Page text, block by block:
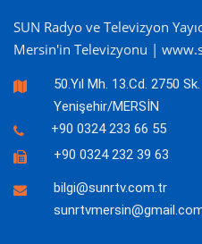
SUN Radyo ve Televizyon
Mersin'in Televizyonu |
50.Yıl Mh. 13.Cd. 2750
Yenişehir/MERSİN
+90 0324 233 66 55
+90 0324 232 39 63
bilgi@sunrtv.com.tr